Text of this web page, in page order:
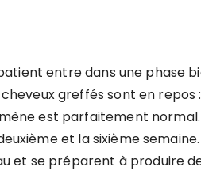
entre dans une phase
greffés sont en repos
est parfaitement
et la sixième
et se préparent à produire